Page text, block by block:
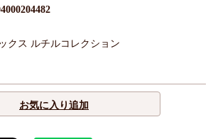
クス ルチルコレクション
お気に入り追加